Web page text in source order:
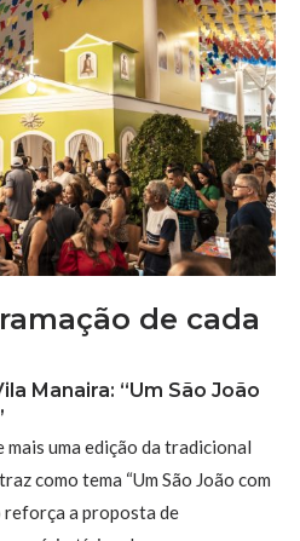
de cada
Manaira: “Um São João
uma edição da tradicional
como tema “Um São João com
reforça a proposta de